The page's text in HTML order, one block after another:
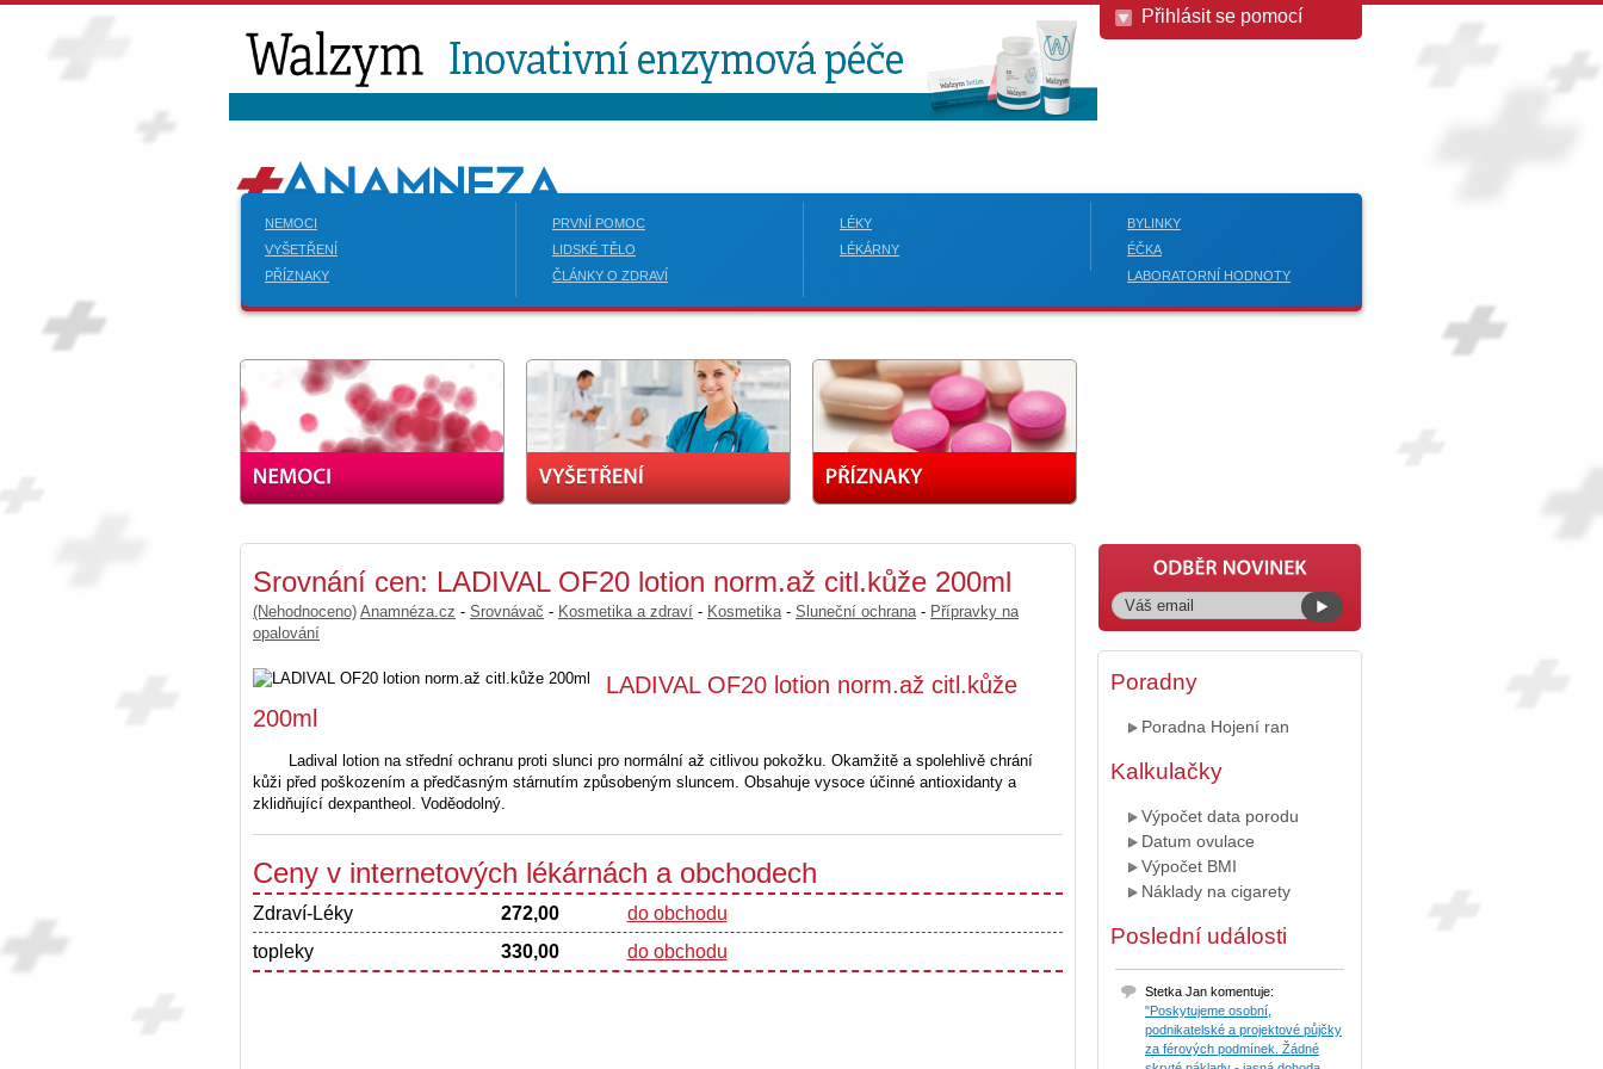
Přihlásit se pomocí
NEMOCI
VYŠETŘENÍ
PŘÍZNAKY
PRVNÍ POMOC
LIDSKÉ TĚLO
ČLÁNKY O ZDRAVÍ
LÉKY
LÉKÁRNY
BYLINKY
ÉČKA
LABORATORNÍ HODNOTY
Srovnání cen: LADIVAL OF20 lotion norm.až citl.kůže 200ml
(Nehodnoceno) Anamnéza.cz - Srovnávač - Kosmetika a zdraví - Kosmetika - Sluneční ochrana - Přípravky na
opalování
LADIVAL OF20 lotion norm.až citl.kůže
200ml
Ladival lotion na střední ochranu proti slunci pro normální až citlivou pokožku. Okamžitě a spolehlivě chrání
kůži před poškozením a předčasným stárnutím způsobeným sluncem. Obsahuje vysoce účinné antioxidanty a
zklidňující dexpantheol. Voděodolný.
Ceny v internetových lékárnách a obchodech
Zdraví-Léky 272,00
do obchodu
topleky
330,00 do obchodu
Poradny
Poradna Hojení ran
Kalkulačky
Výpočet data porodu
Datum ovulace
Výpočet BMI
Náklady na cigarety
Poslední události
Stetka Jan komentuje:
"Poskytujeme osobní,
podnikatelské a projektové půjčky
za férových podmínek. Žádné